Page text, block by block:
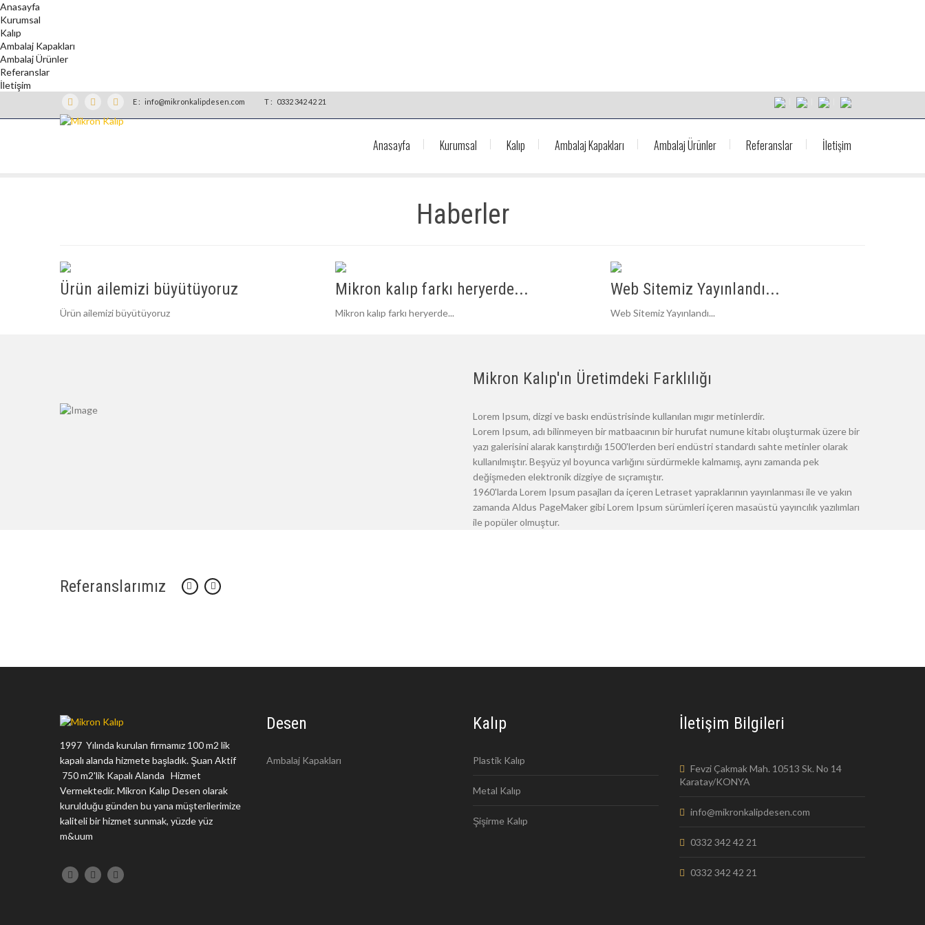
Anasayfa
Kurumsal
Kalıp
Ambalaj Kapakları
Ambalaj Ürünler
Referanslar
İletişim
E : info@mikronkalipdesen.com T : 0332 342 42 21
Anasayfa Kurumsal Kalıp Ambalaj Kapakları Ambalaj Ürünler Referanslar İletişim
Haberler
Ürün ailemizi büyütüyoruz
Ürün ailemizi büyütüyoruz
Mikron kalıp farkı heryerde...
Mikron kalıp farkı heryerde...
Web Sitemiz Yayınlandı...
Web Sitemiz Yayınlandı...
Mikron Kalıp'ın Üretimdeki Farklılığı
Lorem Ipsum, dizgi ve baskı endüstrisinde kullanılan mıgır metinlerdir.
Lorem Ipsum, adı bilinmeyen bir matbaacının bir hurufat numune kitabı oluşturmak üzere bir
yazı galerisini alarak karıştırdığı 1500'lerden beri endüstri standardı sahte metinler olarak
kullanılmıştır. Beşyüz yıl boyunca varlığını sürdürmekle kalmamış, aynı zamanda pek
değişmeden elektronik dizgiye de sıçramıştır.
1960'larda Lorem Ipsum pasajları da içeren Letraset yapraklarının yayınlanması ile ve yakın
zamanda Aldus PageMaker gibi Lorem Ipsum sürümleri içeren masaüstü yayıncılık yazılımları
ile popüler olmuştur.
Referanslarımız
1997 Yılında kurulan firmamız 100 m2 lik
kapalı alanda hizmete başladık. Şuan Aktif
750 m2'lik Kapalı Alanda Hizmet
Vermektedir. Mikron Kalıp Desen olarak
kurulduğu günden bu yana müşterilerimize
kaliteli bir hizmet sunmak, yüzde yüz
m&uum
Desen
Ambalaj Kapakları
Kalıp
Plastik Kalıp
Metal Kalıp
Şişirme Kalıp
İletişim Bilgileri
Fevzi Çakmak Mah. 10513 Sk. No 14
Karatay/KONYA
info@mikronkalipdesen.com
0332 342 42 21
0332 342 42 21